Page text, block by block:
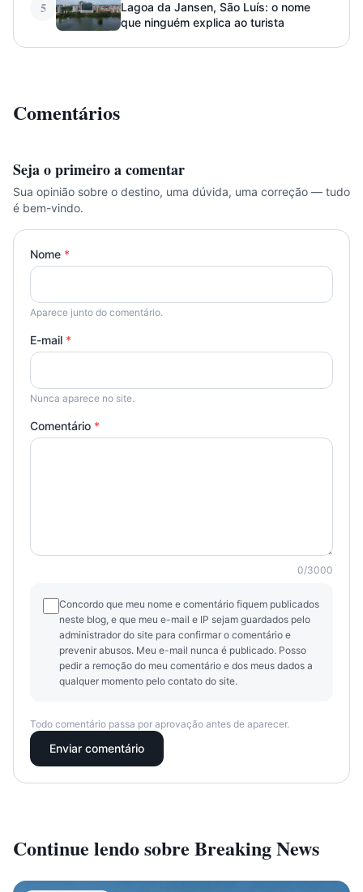
5
Lagoa da Jansen, São Luís: o nome
que ninguém explica ao turista
Comentários
Seja o primeiro a comentar
Sua opinião sobre o destino, uma dúvida, uma correção — tudo
é bem-vindo.
Nome *
Aparece junto do comentário.
E-mail *
Nunca aparece no site.
Comentário *
0/3000
Concordo que meu nome e comentário fiquem publicados
neste blog, e que meu e-mail e IP sejam guardados pelo
administrador do site para confirmar o comentário e
prevenir abusos. Meu e-mail nunca é publicado. Posso
pedir a remoção do meu comentário e dos meus dados a
qualquer momento pelo contato do site.
Todo comentário passa por aprovação antes de aparecer.
Enviar comentário
Continue lendo sobre Breaking News